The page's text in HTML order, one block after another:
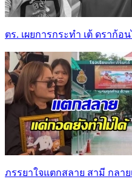
ตร. เผยการกระทำ เต้ ดราก้
ภรรยาใจแตกสลาย สามี กลาย